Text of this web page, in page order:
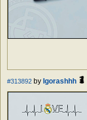
#313892 by Igorashhh